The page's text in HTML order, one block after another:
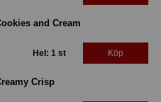
and Cream
Hel: 1 st Köp
Crisp